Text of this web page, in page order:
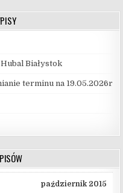
Białystok
terminu na 19.05.2026r
październik 2015